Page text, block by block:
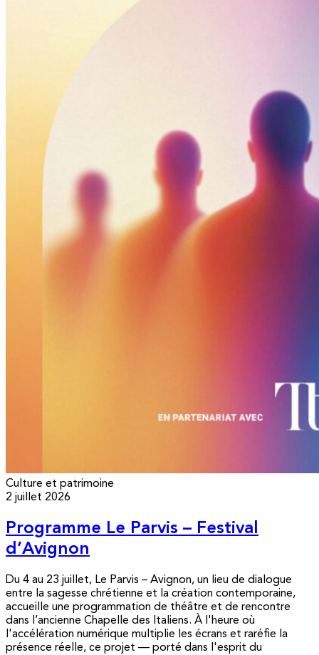
Culture et patrimoine
2 juillet 2026
Programme Le Parvis – Festival
d’Avignon
Du 4 au 23 juillet, Le Parvis – Avignon, un lieu de dialogue
entre la sagesse chrétienne et la création contemporaine,
accueille une programmation de théâtre et de rencontre
dans l’ancienne Chapelle des Italiens. À l'heure où
l'accélération numérique multiplie les écrans et raréfie la
présence réelle, ce projet — porté dans l'esprit du